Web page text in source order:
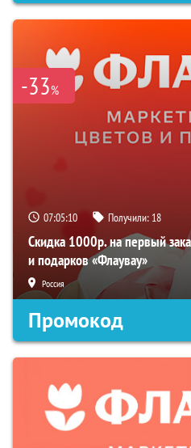
-33%
07:05:09 Получили: 18
Скидка 1000р. на первый
и подарков «Флаувау»
Россия
Промокод